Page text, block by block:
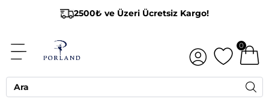
2500₺ ve Üzeri Ücretsiz Kargo!
0